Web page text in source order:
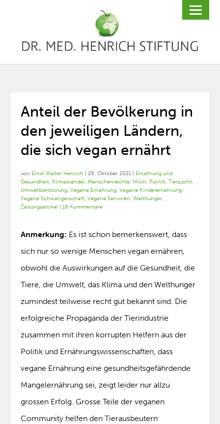
Anteil der Bevölkerung in
den jeweiligen Ländern,
die sich vegan ernährt
von Ernst Walter Henrich |29. Oktober 2021
Ernährung und
Gesundheit, Klimawandel, Menschenrechte, Milch, Politik,Tierzucht,
Umweltzerstörung,Vegane Ernährung,Vegane Kinderernährung,
Vegane Schwangerschaft,Vegane Senioren,Welthunger,
Zeitungsartikel |18 Kommentare
Anmerkung: Es ist schon bemerkenswert, dass
sich nur so wenige Menschen vegan ernähren,
obwohl die Auswirkungen auf die Gesundheit, die
Tiere, die Umwelt, das Klima und den Welthunger
zumindest teilweise recht gut bekannt sind. Die
erfolgreiche Propaganda der Tierindustrie
zusammen mit ihren korrupten Helfern aus der
Politik und Ernährungswissenschaften, dass
vegane Ernährung eine gesundheitsgefährdende
Mangelernährung sei, zeigt leider nur allzu
grossen Erfolg. Grosse Teile der veganen
Community helfen den Tierausbeutern